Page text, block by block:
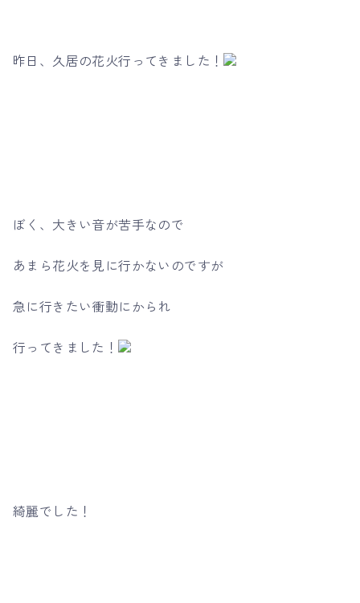
昨日、久居の花火行ってきました！
ぼく、大きい音が苦手なので
あまら花火を見に行かないのですが
急に行きたい衝動にかられ
行ってきました！
綺麗でした！